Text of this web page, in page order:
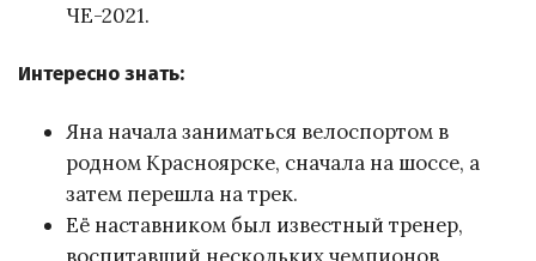
ЧЕ-2021.
Интересно знать:
Яна начала заниматься велоспортом в
родном Красноярске, сначала на шоссе, а
затем перешла на трек.
Её наставником был известный тренер,